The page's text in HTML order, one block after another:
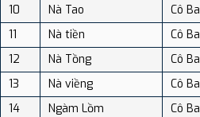
10
Nà Tao Cô Ba
11
Nà tiền Cô Ba
12
Nà Tồng Cô Ba
13
Nà viềng Cô Ba
14
Ngàm Lồm Cô Ba